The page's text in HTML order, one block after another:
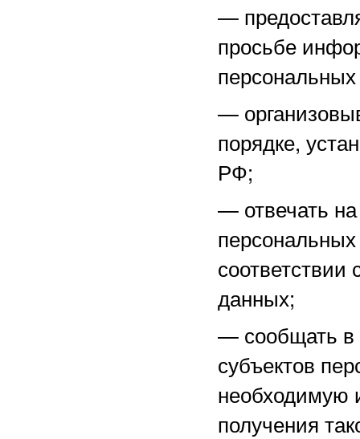
—
просьбе
—
порядке,
РФ;
— отвечать
данных;
— сообщать
субъектов
необходимую
получения